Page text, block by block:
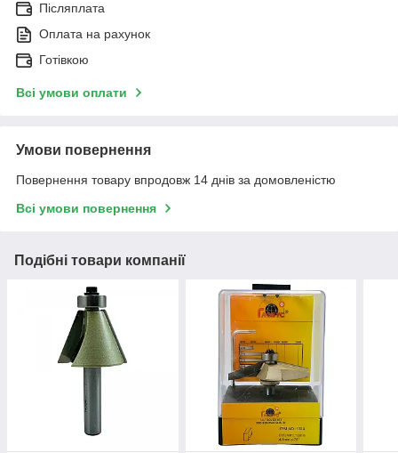
Післяплата
Оплата на рахунок
Готівкою
Всі умови оплати
Умови повернення
Повернення товару впродовж 14 днів за домовленістю
Всі умови повернення
Подібні товари компанії